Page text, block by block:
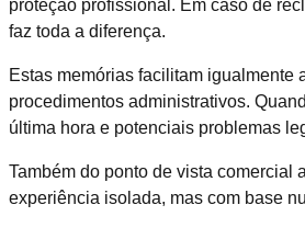
proteção profissional. Em caso de
faz toda a diferença.
Estas memórias facilitam igualmente
procedimentos administrativos.
última hora e potenciais problemas
Também do ponto de vista comercial
experiência isolada, mas com base